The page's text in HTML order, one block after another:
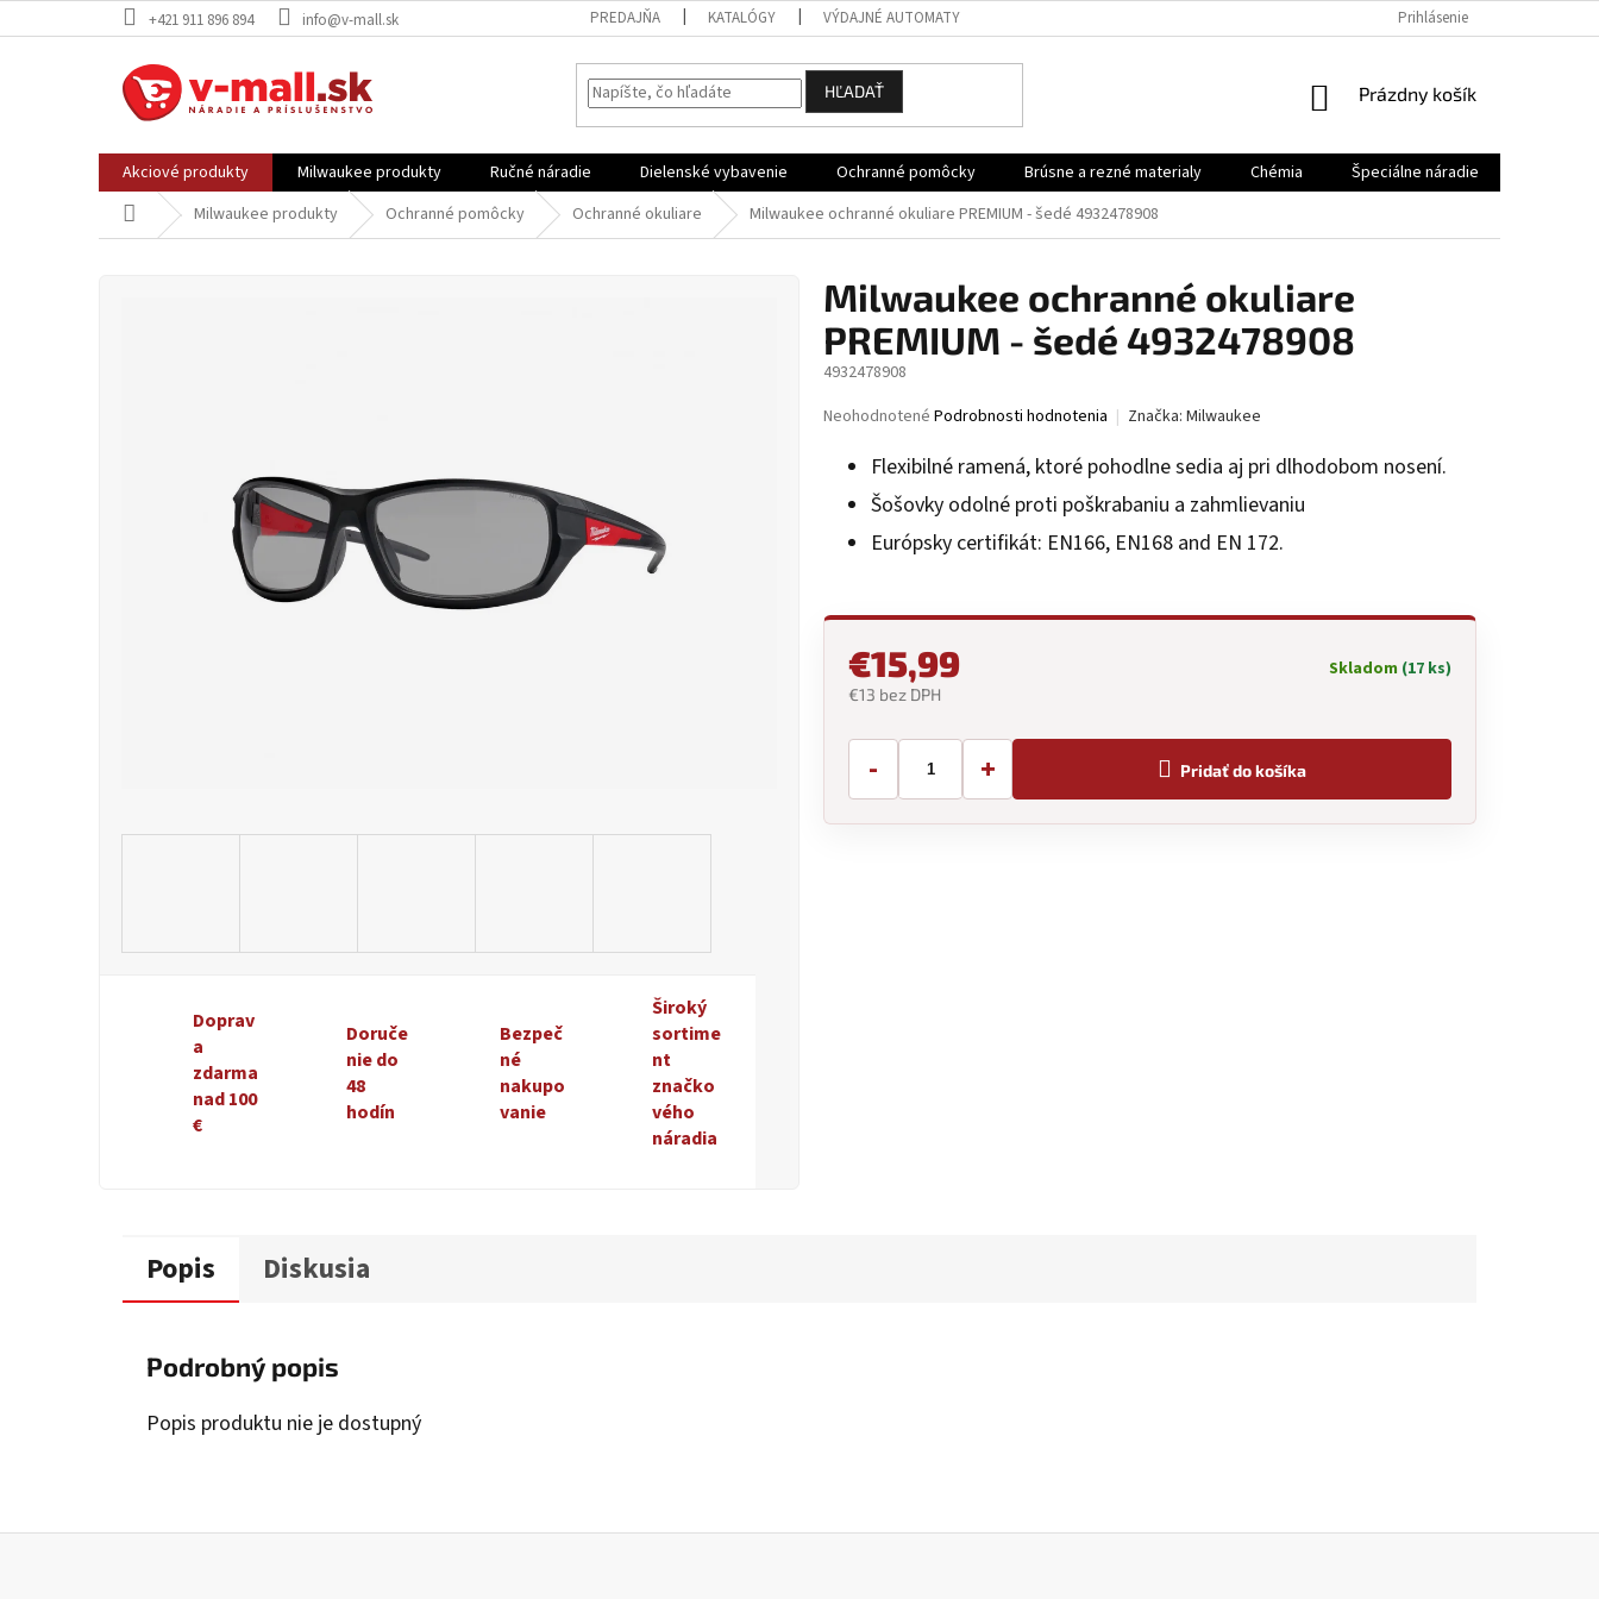
na
+421 911 896 894 info@v-mall.sk PREDAJŇA KATALÓGY VÝDAJNÉ AUTOMATY Prihlásenie
HĽADAŤ
NÁKUPNÝ
Prázdny košík
Akciové produkty Milwaukee produkty Ručné náradie Dielenské vybavenie Ochranné pomôcky Brúsne a rezné materialy Chémia Špeciálne náradie
DomovMilwaukee produkty Ochranné pomôcky Ochranné okuliare Milwaukee ochranné okuliare PREMIUM - šedé 4932478908
Doprav
a
zdarma
nad 100
€
Doruče
nie do
48
hodín
Bezpeč
né
nakupo
vanie
Široký
sortime
nt
značko
vého
náradia
Milwaukee ochranné okuliare
PREMIUM - šedé 4932478908
4932478908
Priemerné
produktu
Neohodnotené Podrobnosti hodnotenia Značka: Milwaukee
Flexibilné ramená, ktoré pohodlne sedia aj pri dlhodobom nosení.
Šošovky odolné proti poškrabaniu a zahmlievaniu
Európsky certifikát: EN166, EN168 and EN 172.
€15,99
€13 bez DPH
Skladom (17 ks)
- + Pridať do košíka
Popis Diskusia
Podrobný popis
Popis produktu nie je dostupný